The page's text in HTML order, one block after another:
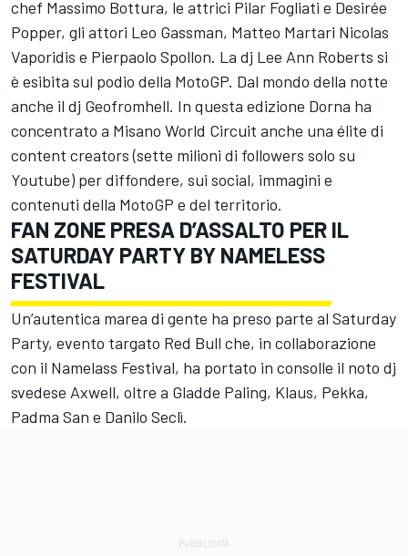
chef Massimo Bottura, le attrici Pilar Fogliati e Desirée
Popper, gli attori Leo Gassman, Matteo Martari Nicolas
Vaporidis e Pierpaolo Spollon. La dj Lee Ann Roberts si
è esibita sul podio della MotoGP. Dal mondo della notte
anche il dj Geofromhell. In questa edizione Dorna ha
concentrato a Misano World Circuit anche una élite di
content creators (sette milioni di followers solo su
Youtube) per diffondere, sui social, immagini e
contenuti della MotoGP e del territorio.
FAN ZONE PRESA D’ASSALTO PER IL
SATURDAY PARTY BY NAMELESS
FESTIVAL
Un’autentica marea di gente ha preso parte al Saturday
Party, evento targato Red Bull che, in collaborazione
con il Namelass Festival, ha portato in consolle il noto dj
svedese Axwell, oltre a Gladde Paling, Klaus, Pekka,
Padma San e Danilo Seclì.